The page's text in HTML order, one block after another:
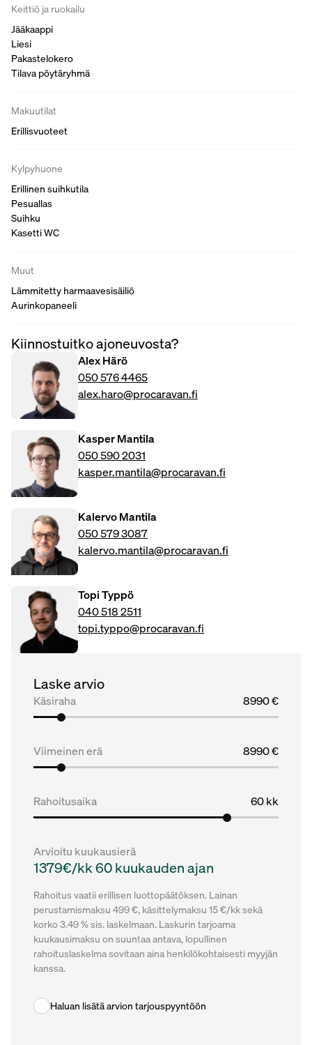
Keittiö ja ruokailu
Jääkaappi
Liesi
Pakastelokero
Tilava pöytäryhmä
Makuutilat
Erillisvuoteet
Kylpyhuone
Erillinen suihkutila
Pesuallas
Suihku
Kasetti WC
Muut
Lämmitetty harmaavesisäiliö
Aurinkopaneeli
Kiinnostuitko ajoneuvosta?
Alex Härö
050 576 4465
alex.haro@procaravan.fi
Kasper Mantila
050 590 2031
kasper.mantila@procaravan.fi
Kalervo Mantila
050 579 3087
kalervo.mantila@procaravan.fi
Topi Typpö
040 518 2511
topi.typpo@procaravan.fi
Laske arvio
Käsiraha 8990 €
Viimeinen erä 8990 €
Rahoitusaika 60 kk
Arvioitu kuukausierä
1379€/kk 60 kuukauden ajan
Rahoitus vaatii erillisen luottopäätöksen. Lainan
perustamismaksu 499 €, käsittelymaksu 15 €/kk sekä
korko 3.49 % sis. laskelmaan. Laskurin tarjoama
kuukausimaksu on suuntaa antava, lopullinen
rahoituslaskelma sovitaan aina henkilökohtaisesti myyjän
kanssa.
Haluan lisätä arvion tarjouspyyntöön